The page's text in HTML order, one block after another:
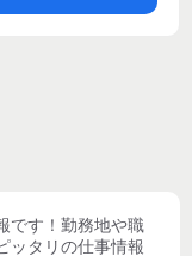
です！勤務地や職
ッタリの仕事情報